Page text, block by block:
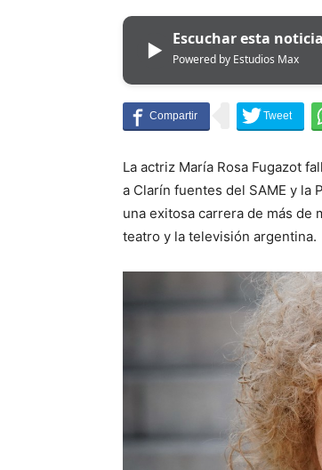
▶ Escuchar esta noticia
Powered by Estudios Max
La actriz María Rosa Fugazot
a Clarín fuentes del SAME y la
una exitosa carrera de más de
teatro y la televisión argentina.